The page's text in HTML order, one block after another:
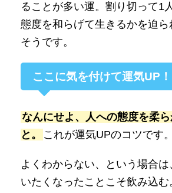
ることが多い運。割り切って1
態度を和らげて生きるかを迫ら
そうです。
ここに気を付けて運気UP！
なんにせよ、人への態度を柔
と。
これが運気UPのコツです。
よくわからない、という場合
いたくなったことこそ飲み込